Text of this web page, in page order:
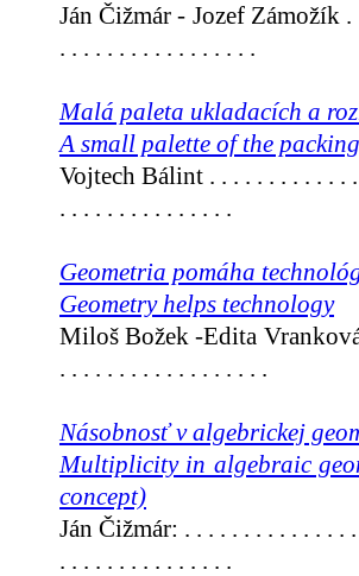
Ján Čižmár - Jozef Zámožík .
. . . . . . . . . . . . . . . . .
Malá paleta ukladacích a
A small palette of the
Vojtech Bálint . . . . . . . . . . . .
. . . . . . . . . . . . . . .
Geometria pomáha
Geometry helps technology
Miloš Božek -Edita
. . . . . . . . . . . . . . . . . .
Násobnosť v algebrickej
Multiplicity in algebraic
concept)
Ján Čižmár: . . . . . . . . . . . . . .
. . . . . . . . . . . . . . .